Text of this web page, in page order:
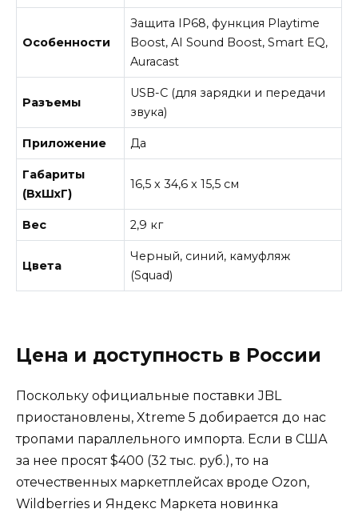
Особенности
Защита IP68, функция Playtime
Boost, AI Sound Boost, Smart EQ,
Auracast
Разъемы
USB-C (для зарядки и передачи
звука)
Приложение Да
Габариты
(ВxШxГ)
16,5 x 34,6 x 15,5 см
Вес 2,9 кг
Цвета
Черный, синий, камуфляж
(Squad)
Цена и доступность в России
Поскольку официальные поставки JBL
приостановлены, Xtreme 5 добирается до нас
тропами параллельного импорта. Если в США
за нее просят $400 (32 тыс. руб.), то на
отечественных маркетплейсах вроде Ozon,
Wildberries и Яндекс Маркета новинка